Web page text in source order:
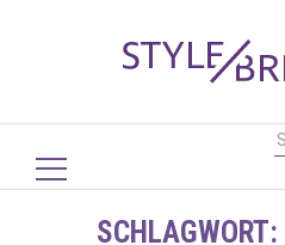
SCHLAGWORT: